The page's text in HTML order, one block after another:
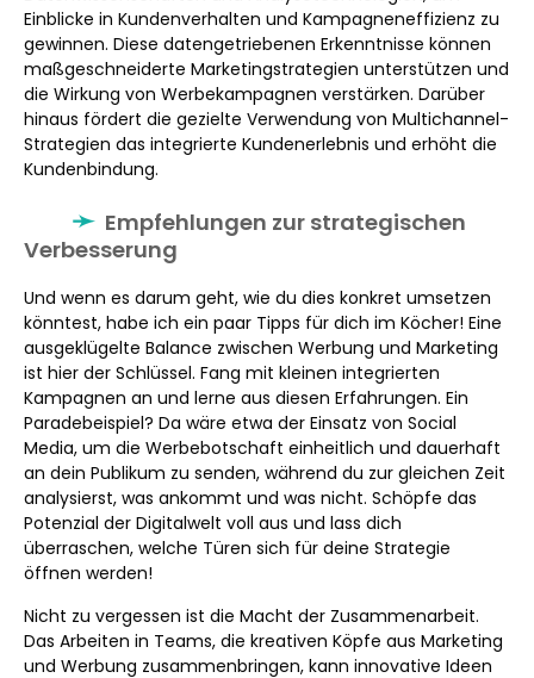
Einblicke in Kundenverhalten und Kampagneneffizienz zu
gewinnen. Diese datengetriebenen Erkenntnisse können
maßgeschneiderte Marketingstrategien unterstützen und
die Wirkung von Werbekampagnen verstärken. Darüber
hinaus fördert die gezielte Verwendung von Multichannel-
Strategien das integrierte Kundenerlebnis und erhöht die
Kundenbindung.
Empfehlungen zur strategischen
Verbesserung
Und wenn es darum geht, wie du dies konkret umsetzen
könntest, habe ich ein paar Tipps für dich im Köcher! Eine
ausgeklügelte Balance zwischen Werbung und Marketing
ist hier der Schlüssel. Fang mit kleinen integrierten
Kampagnen an und lerne aus diesen Erfahrungen. Ein
Paradebeispiel? Da wäre etwa der Einsatz von Social
Media, um die Werbebotschaft einheitlich und dauerhaft
an dein Publikum zu senden, während du zur gleichen Zeit
analysierst, was ankommt und was nicht. Schöpfe das
Potenzial der Digitalwelt voll aus und lass dich
überraschen, welche Türen sich für deine Strategie
öffnen werden!
Nicht zu vergessen ist die Macht der Zusammenarbeit.
Das Arbeiten in Teams, die kreativen Köpfe aus Marketing
und Werbung zusammenbringen, kann innovative Ideen